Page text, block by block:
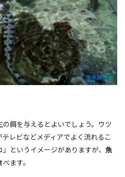
餌を与えるとよいでしょう。ウツ
レビなどメディアでよく流れるこ
というイメージがありますが、 魚
ます。